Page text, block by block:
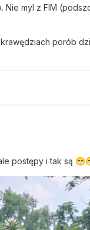
Nie myl z FIM
porób
postępy i tak są 😁